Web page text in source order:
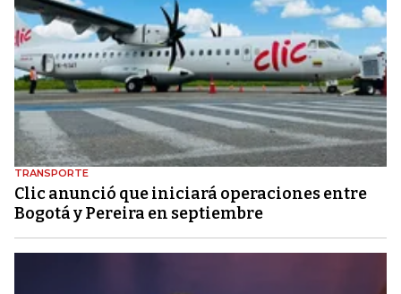
TRANSPORTE
Clic anunció que iniciará operaciones entre
Bogotá y Pereira en septiembre